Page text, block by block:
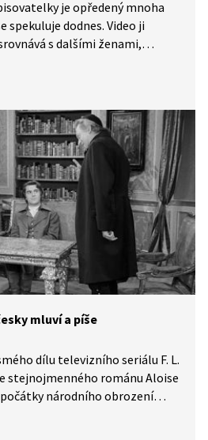
je opředený mnoha
spekuluje dodnes. Video ji
s dalšími ženami,
díky své
emancipaci žen v době
mluví a píše
dílu televizního seriálu F. L.
stejnojmenného románu Aloise
národního obrození